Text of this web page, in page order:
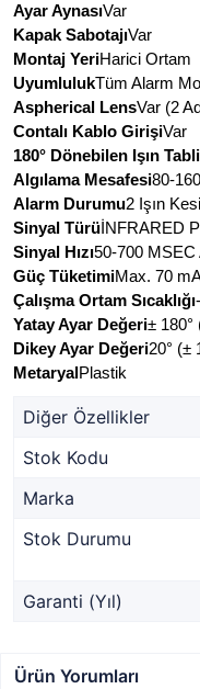
Ayar AynasıVar
Kapak SabotajıVar
Montaj YeriHarici Ortam
UyumlulukTüm Alarm
Aspherical LensVar (2
Contalı Kablo GirişiVar
180° Dönebilen Işın
Algılama Mesafesi80-
Alarm Durumu2 Işın
Sinyal TürüİNFRARED
Sinyal Hızı50-700 MSEC
Güç TüketimiMax. 70
Çalışma Ortam Sıcaklığı
Yatay Ayar Değeri± 180°
Dikey Ayar Değeri20° (±
MetaryalPlastik
Diğer Özellikler
Stok Kodu
Marka
Stok Durumu
Garanti (Yıl)
Ürün Yorumları